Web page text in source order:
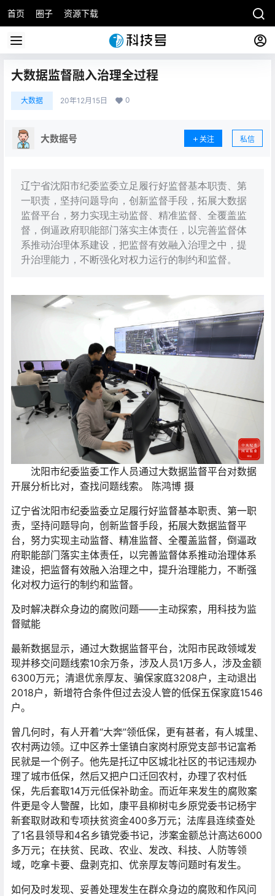
首页 圈子 资源下载
大数据监督融入治理全过程
大数据 20年12月15日 0
大数据号 关注 私信
辽宁省沈阳市纪委监委立足履行好监督基本职责、第
一职责，坚持问题导向，创新监督手段，拓展大数据
监督平台，努力实现主动监督、精准监督、全覆盖监
督，倒逼政府职能部门落实主体责任，以完善监督体
系推动治理体系建设，把监督有效融入治理之中，提
升治理能力，不断强化对权力运行的制约和监督。
沈阳市纪委监委工作人员通过大数据监督平台对数据
开展分析比对，查找问题线索。 陈鸿博 摄
辽宁省沈阳市纪委监委立足履行好监督基本职责、第一职
责，坚持问题导向，创新监督手段，拓展大数据监督平
台，努力实现主动监督、精准监督、全覆盖监督，倒逼政
府职能部门落实主体责任，以完善监督体系推动治理体系
建设，把监督有效融入治理之中，提升治理能力，不断强
化对权力运行的制约和监督。
及时解决群众身边的腐败问题——主动探索，用科技为监
督赋能
最新数据显示，通过大数据监督平台，沈阳市民政领域发
现并移交问题线索10余万条，涉及人员1万多人，涉及金额
6300万元；清退优亲厚友、骗保家庭3208户，主动退出
2018户，新增符合条件但过去没人管的低保五保家庭1546
户。
曾几何时，有人开着“大奔”领低保，更有甚者，有人城里、
农村两边领。辽中区养士堡镇白家岗村原党支部书记富希
民就是一个例子。他先是托辽中区城北社区的书记违规办
理了城市低保，然后又把户口迁回农村，办理了农村低
保，先后套取14万元低保补助金。而近年来发生的腐败案
件更是令人警醒，比如，康平县柳树屯乡原党委书记杨宇
新套取财政和专项扶贫资金400多万元；法库县连续查处
了1名县领导和4名乡镇党委书记，涉案金额总计高达6000
多万元；在扶贫、民政、农业、发改、科技、人防等领
域，吃拿卡要、盘剥克扣、优亲厚友等问题时有发生。
如何及时发现、妥善处理发生在群众身边的腐败和作风问